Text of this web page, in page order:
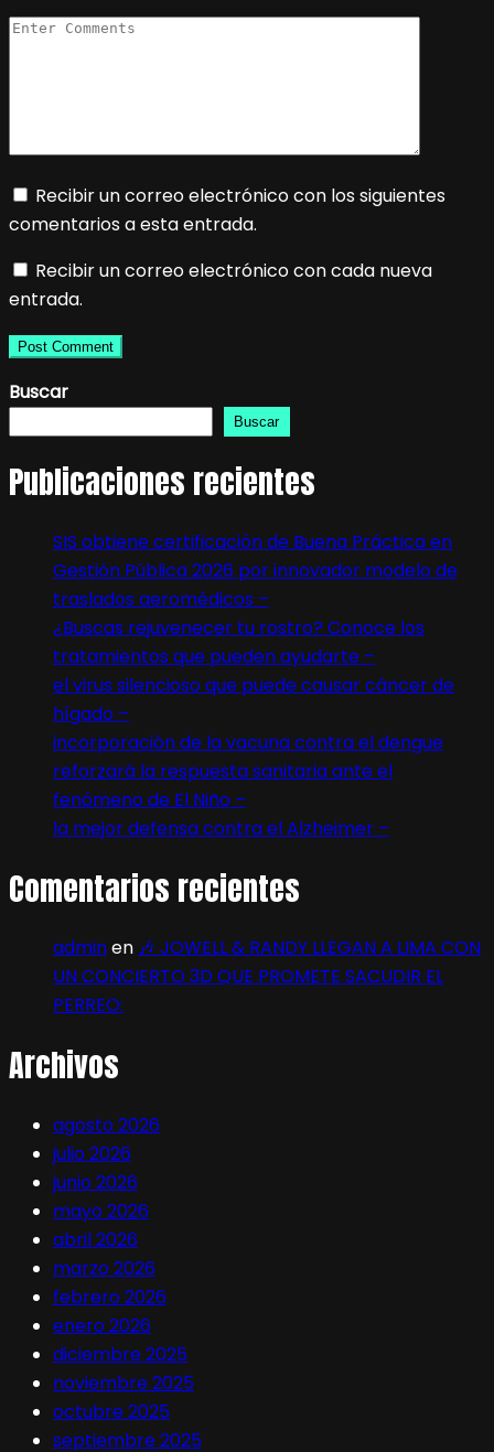
Recibir un correo electrónico con los siguientes
comentarios a esta entrada.
Recibir un correo electrónico con cada nueva
entrada.
Buscar
Buscar
Publicaciones recientes
SIS obtiene certificación de Buena Práctica en
Gestión Pública 2026 por innovador modelo de
traslados aeromédicos –
¿Buscas rejuvenecer tu rostro? Conoce los
tratamientos que pueden ayudarte –
el virus silencioso que puede causar cáncer de
hígado –
incorporación de la vacuna contra el dengue
reforzará la respuesta sanitaria ante el
fenómeno de El Niño –
la mejor defensa contra el Alzheimer –
Comentarios recientes
adminen 🎶 JOWELL & RANDY LLEGAN A LIMA CON
UN CONCIERTO 3D QUE PROMETE SACUDIR EL
PERREO:
Archivos
agosto 2026
julio 2026
junio 2026
mayo 2026
abril 2026
marzo 2026
febrero 2026
enero 2026
diciembre 2025
noviembre 2025
octubre 2025
septiembre 2025